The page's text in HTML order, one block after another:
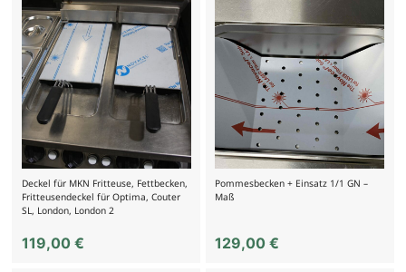
Deckel für MKN Fritteuse, Fettbecken,
Fritteusendeckel für Optima, Couter
SL, London, London 2
119,00 €
Pommesbecken + Einsatz 1/1 GN –
Maß
129,00€